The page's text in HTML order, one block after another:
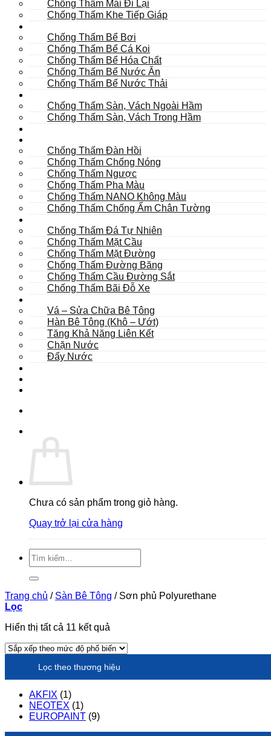
Chống Thấm Mái Đi Lại
Chống Thấm Khe Tiếp Giáp
Chống Thấm Bể Bơi
Chống Thấm Bể Cá Koi
Chống Thấm Bể Hóa Chất
Chống Thấm Bể Nước Ăn
Chống Thấm Bể Nước Thải
Chống Thấm Sàn, Vách Ngoài Hầm
Chống Thấm Sàn, Vách Trong Hầm
Chống Thấm Đàn Hồi
Chống Thấm Chống Nóng
Chống Thấm Ngược
Chống Thấm Pha Màu
Chống Thấm NANO Không Màu
Chống Thấm Chống Ẩm Chân Tường
Chống Thấm Đá Tự Nhiên
Chống Thấm Mặt Cầu
Chống Thấm Mặt Đường
Chống Thấm Đường Băng
Chống Thấm Cầu Đường Sắt
Chống Thấm Bãi Đỗ Xe
Vá – Sửa Chữa Bê Tông
Hàn Bê Tông (Khô – Ướt)
Tăng Khả Năng Liên Kết
Chặn Nước
Đẩy Nước
Chưa có sản phẩm trong giỏ hàng.
Quay trở lại cửa hàng
Tìm
kiếm:
Trang chủ / Sàn Bê Tông /Sơn phủ Polyurethane
Lọc
Hiển thị tất cả 11 kết quả
xếp
xếp
hạng
Lọc theo thương hiệu
AKFIX (1)
NEOTEX (1)
EUROPAINT (9)